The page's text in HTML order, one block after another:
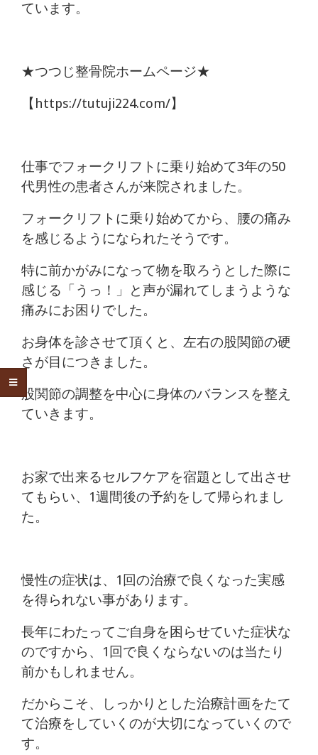
つ
じ
骨
院
ています。
★つつじ整骨院ホームページ★
【https://tutuji224.com/】
仕事でフォークリフトに乗り始めて3年の50
代男性の患者さんが来院されました。
フォークリフトに乗り始めてから、腰の痛み
を感じるようになられたそうです。
特に前かがみになって物を取ろうとした際に
感じる「うっ！」と声が漏れてしまうような
痛みにお困りでした。
お身体を診させて頂くと、左右の股関節の硬
さが目につきました。
股関節の調整を中心に身体のバランスを整え
ていきます。
お家で出来るセルフケアを宿題として出させ
てもらい、1週間後の予約をして帰られまし
た。
慢性の症状は、1回の治療で良くなった実感
を得られない事があります。
長年にわたってご自身を困らせていた症状な
のですから、1回で良くならないのは当たり
前かもしれません。
だからこそ、しっかりとした治療計画をたて
て治療をしていくのが大切になっていくので
す。